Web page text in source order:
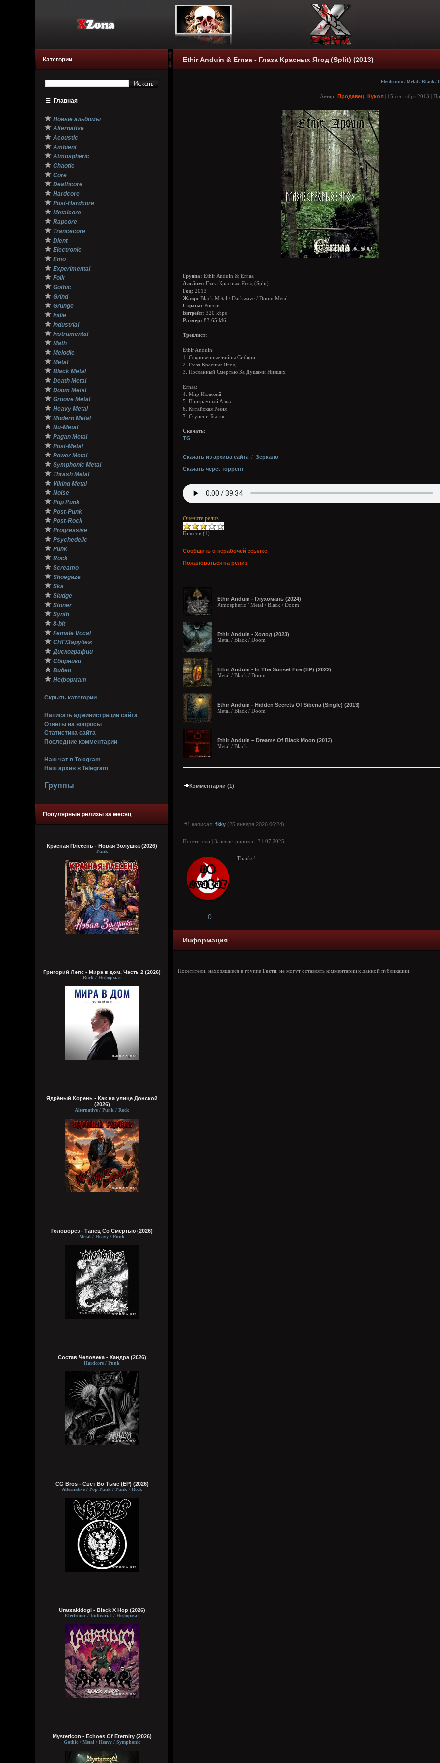
Категории
☰ Главная
★ Новые альбомы
★ Alternative
★ Acoustic
★ Ambient
★ Atmospheric
★ Chaotic
★ Core
★ Deathcore
★ Hardcore
★ Post-Hardcore
★ Metalcore
★ Rapcore
★ Trancecore
★ Djent
★ Electronic
★ Emo
★ Experimental
★ Folk
★ Gothic
★ Grind
★ Grunge
★ Indie
★ Industrial
★ Instrumental
★ Math
★ Melodic
★ Metal
★ Black Metal
★ Death Metal
★ Doom Metal
★ Groove Metal
★ Heavy Metal
★ Modern Metal
★ Nu-Metal
★ Pagan Metal
★ Post-Metal
★ Power Metal
★ Symphonic Metal
★ Thrash Metal
★ Viking Metal
★ Noise
★ Pop Punk
★ Post-Punk
★ Post-Rock
★ Progressive
★ Psychedelic
★ Punk
★ Rock
★ Screamo
★ Shoegaze
★ Ska
★ Sludge
★ Stoner
★ Synth
★ 8-bit
★ Female Vocal
★ СНГ/Зарубеж
★ Дискографии
★ Сборники
★ Видео
★ Неформат
Скрыть категории
Написать администрации сайта
Ответы на вопросы
Статистика сайта
Последние комментарии
Наш чат в Telegram
Наш архив в Telegram
Группы
Популярные релизы за месяц
Красная Плесень - Новая Золушка (2026)
Punk
Григорий Лепс - Мира в дом. Часть 2 (2026)
Rock / Неформат
Ядрёный Корень - Как на улице Донской
(2026)
Alternative / Punk / Rock
Головорез - Tанец Со Смертью (2026)
Metal / Heavy / Punk
Состав Человека - Хандра (2026)
Hardcore / Punk
CG Bros - Свет Во Тьме (EP) (2026)
Alternative / Pop Punk / Punk / Rock
Uratsakidogi - Black X Hop (2026)
Electronic / Industrial / Неформат
Mystericon - Echoes Of Eternity (2026)
Gothic / Metal / Heavy / Symphonic
Ethir Anduin & Ernaa - Глаза Красных Ягод (Split) (2013)
Electronic / Metal / Black /
Автор: Продавец_Кукол | 15 сентября 2013 |
Группа: Ethir Anduin & Ernaa
Альбом: Глаза Красных Ягод (Split)
Год: 2013
Жанр: Black Metal / Darkwave / Doom Metal
Страна: Россия
Битрейт: 320 kbps
Размер: 83.65 Мб
Треклист:
Ethir Anduin:
1. Сокровенные тайны Сибири
2. Глаза Красных Ягод
3. Посланный Смертью За Душами Низших
Ernaa:
4. Мир Иллюзий
5. Призрачный Альв
6. Китайская Резня
7. Ступени Бытия
Скачать:
TG
Скачать из архива сайта / Зеркало
Скачать через торрент
Оцените релиз
Голосов (1)
Сообщить о нерабочей ссылке
Пожаловаться на релиз
Ethir Anduin - Глухомань (2024)
Atmospheric / Metal / Black / Doom
Ethir Anduin - Холод (2023)
Metal / Black / Doom
Ethir Anduin - In The Sunset Fire (EP) (2022)
Metal / Black / Doom
Ethir Anduin - Hidden Secrets Of Siberia (Single) (2013)
Metal / Black / Doom
Ethir Anduin – Dreams Of Black Moon (2013)
Metal / Black
Комментарии (1)
#1 написал: fkky (25 января 2026 06:24)
Посетители | Зарегистрирован: 31.07.2025
Thanks!
0
Информация
Посетители, находящиеся в группе Гости , не могут оставлять комментарии к данной публикации.